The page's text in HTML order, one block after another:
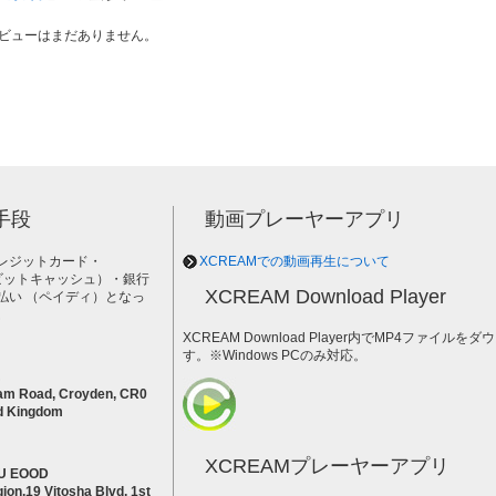
ューはまだありません。
段
ジットカード・
ットキャッシュ）・銀行
い （ペイディ）となっ
Road, Croyden, CR0
Kingdom
EOOD
Vitosha Blvd, 1st
動画プレーヤーアプリ
XCREAMでの動画再生について
XCREAM Download Player
XCREAM Download Player内でMP4ファイルをダ
す。※Windows PCのみ対応。
XCREAMプレーヤーアプリ